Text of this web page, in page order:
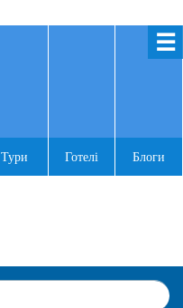
☰
Тури Готелі Блоги